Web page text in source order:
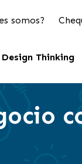
somos?
Thinking